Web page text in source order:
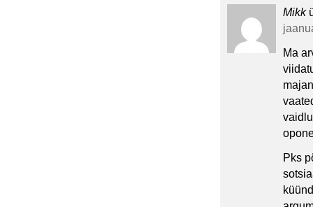
Mikk
Ma
Pks